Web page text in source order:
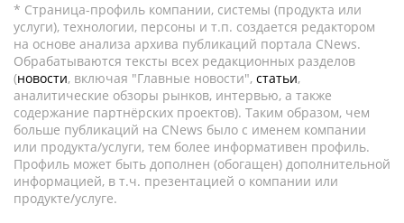
* Страница-профиль компании, системы (продукта или
услуги), технологии, персоны и т.п. создается редактором
на основе анализа архива публикаций портала CNews.
Обрабатываются тексты всех редакционных разделов
(новости, включая "Главные новости", статьи,
аналитические обзоры рынков, интервью, а также
содержание партнёрских проектов). Таким образом, чем
больше публикаций на CNews было с именем компании
или продукта/услуги, тем более информативен профиль.
Профиль может быть дополнен (обогащен) дополнительной
информацией, в т.ч. презентацией о компании или
продукте/услуге.